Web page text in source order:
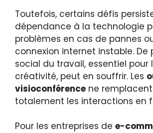
Toutefois, certains défis
dépendance à la technologie
problèmes en cas de pannes
connexion internet instable. De
social du travail, essentiel pour
créativité, peut en souffrir. Les
visioconférence ne
totalement les interactions
Pour les entreprises de e-